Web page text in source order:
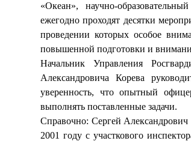
«Океан», научно-
ежегодно проходят десятки
проведении которых особое
повышенной подготовки и
Начальник Управления
Александровича Корева
уверенность, что опытный
выполнять поставленные задачи.
Справочно: Сергей Александрович
2001 году с участкового